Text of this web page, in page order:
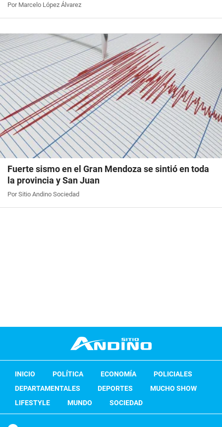
Por Marcelo López Álvarez
Fuerte sismo en el Gran Mendoza se sintió en toda
la provincia y San Juan
Por Sitio Andino Sociedad
INICIO POLÍTICA ECONOMÍA
POLICIALES
DEPARTAMENTALES
DEPORTES
MUCHO SHOW
LIFESTYLE
MUNDO SOCIEDAD